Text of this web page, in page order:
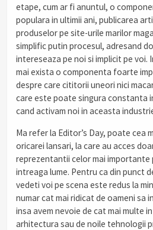
etape, cum ar fi anuntul, o
populara in ultimii ani, publicarea
produselor pe site-urile marilor
simplific putin procesul, adresand
intereseaza pe noi si implicit pe voi.
mai exista o componenta foarte
despre care cititorii uneori nici
care este poate singura constanta
cand activam noi in aceasta
Ma refer la Editor’s Day, poate cea
oricarei lansari, la care au acces
reprezentantii celor mai importante
intreaga lume. Pentru ca din punct
vedeti voi pe scena este redus la
numar cat mai ridicat de oameni sa
insa avem nevoie de cat mai multe
arhitectura sau de noile tehnologii